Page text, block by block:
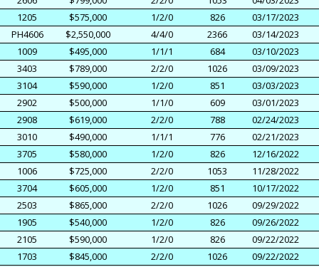
1205
$575,000 1/2/0 826
03/17/2023
PH4606
$2,550,000 4/4/0 2366
03/14/2023
1009
$495,000 1/1/1 684
03/10/2023
3403
$789,000 2/2/0 1026
03/09/2023
3104
$590,000 1/2/0 851
03/03/2023
2902
$500,000 1/1/0 609
03/01/2023
2908
$619,000 2/2/0 788
02/24/2023
3010
$490,000 1/1/1 776
02/21/2023
3705
$580,000 1/2/0 826
12/16/2022
1006
$725,000 2/2/0 1053
11/28/2022
3704
$605,000 1/2/0 851
10/17/2022
2503
$865,000 2/2/0 1026
09/29/2022
1905
$540,000 1/2/0 826
09/26/2022
2105
$590,000 1/2/0 826
09/22/2022
1703
$845,000 2/2/0 1026
09/22/2022